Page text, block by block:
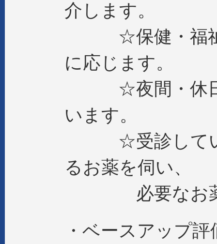
介します。
☆保健・福祉
に応じます。
☆夜間・休日
います。
☆受診してい
るお薬を伺い、
必要なお薬の
・ベースアップ